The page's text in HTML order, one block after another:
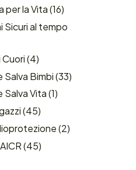
per la Vita(16)
Sicuri al tempo
(4)
Bimbi(33)
Vita(1)
(45)
(2)
(45)